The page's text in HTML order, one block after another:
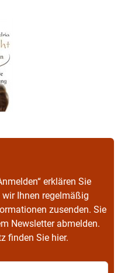
erklären Sie
Ihnen regelmäßig
zusenden. Sie
Newsletter abmelden.
finden Sie hier.